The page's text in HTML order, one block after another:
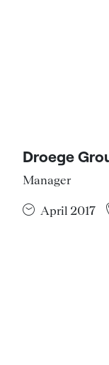
Droege
Manager
April 2017